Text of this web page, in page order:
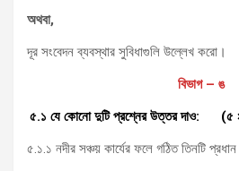
অথবা,
দূর সংবেদন ব্যবস্থার সুবিধাগুলি উল্লেখ করো।
বিভাগ – ঙ
৫.১ যে কোনো দুটি প্রশ্নের উত্তর দাও: (৫
৫.১.১ নদীর সঞ্চয় কার্যের ফলে গঠিত তিনটি